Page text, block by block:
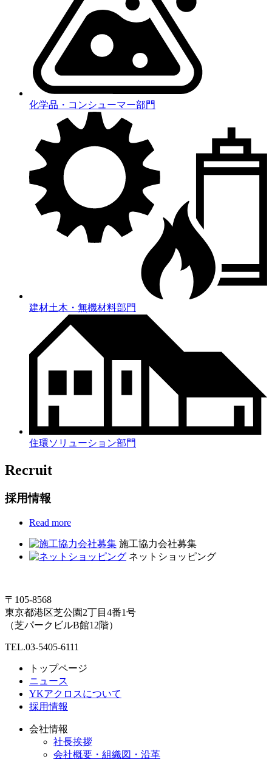
化学品・コンシューマー部門
建材土木・無機材料部門
住環ソリューション部門
Recruit
採用情報
Read more
施工協力会社募集
ネットショッピング
〒105-8568
東京都港区芝公園2丁目4番1号
（芝パークビルB館12階）
TEL.03-5405-6111
トップページ
ニュース
YKアクロスについて
採用情報
会社情報
社長挨拶
会社概要・組織図・沿革